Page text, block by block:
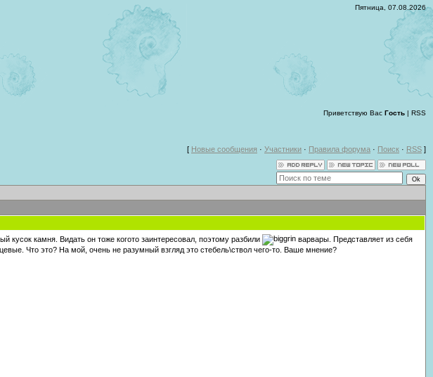
Пятница, 07.08.2026
Приветствую Вас Гость | RSS
[ Новые сообщения · Участники · Правила форума · Поиск · RSS ]
кусок камня. Видать он тоже когото заинтересовал, поэтому разбили
варвары. Представляет из себя
Что это? На мой, очень не разумный взгляд это стебель\ствол чего-то. Ваше мнение?